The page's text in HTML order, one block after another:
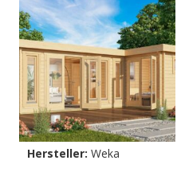
Hersteller: Weka